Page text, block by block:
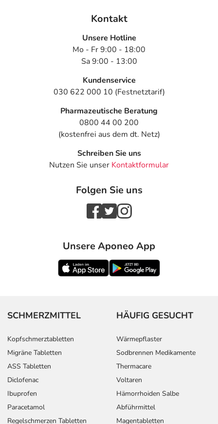
Kontakt
Unsere Hotline
Mo - Fr 9:00 - 18:00
Sa 9:00 - 13:00
Kundenservice
030 622 000 10 (Festnetztarif)
Pharmazeutische Beratung
0800 44 00 200
(kostenfrei aus dem dt. Netz)
Schreiben Sie uns
Nutzen Sie unser Kontaktformular
Folgen Sie uns
Unsere Aponeo App
SCHMERZMITTEL
Kopfschmerztabletten
Migräne Tabletten
ASS Tabletten
Diclofenac
Ibuprofen
Paracetamol
Regelschmerzen Tabletten
HÄUFIG GESUCHT
Wärmepflaster
Sodbrennen Medikamente
Thermacare
Voltaren
Hämorrhoiden Salbe
Abführmittel
Magentabletten